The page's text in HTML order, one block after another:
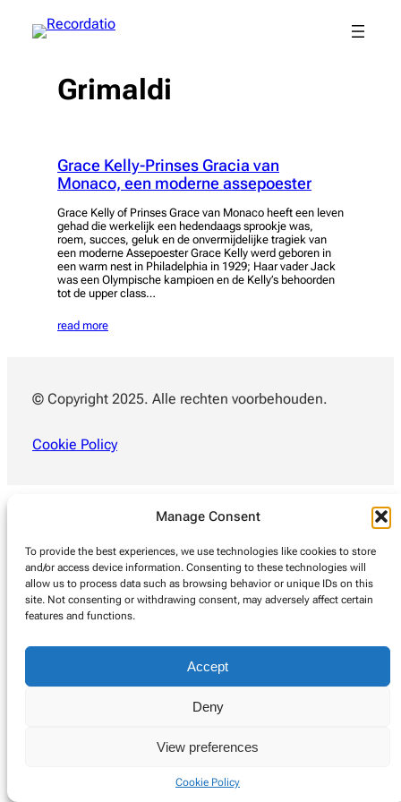
Manage Consent
To provide the best experiences, we use technologies like cookies to store
and/or access device information. Consenting to these technologies will
allow us to process data such as browsing behavior or unique IDs on this
site. Not consenting or withdrawing consent, may adversely affect certain
features and functions.
Accept
Deny
View preferences
Cookie Policy
naar
Grimaldi
Grace Kelly-Prinses Gracia van
Monaco, een moderne assepoester
Grace Kelly of Prinses Grace van Monaco heeft een leven
gehad die werkelijk een hedendaags sprookje was,
roem, succes, geluk en de onvermijdelijke tragiek van
een moderne Assepoester Grace Kelly werd geboren in
een warm nest in Philadelphia in 1929; Haar vader Jack
was een Olympische kampioen en de Kelly’s behoorden
tot de upper class…
read more
© Copyright 2025. Alle rechten voorbehouden.
Cookie Policy